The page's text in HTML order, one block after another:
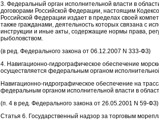
3. Федеральный орган исполнительной власти в
договорами Российской Федерации, настоящим
Российской Федерации издает в пределах своей
также гражданами, деятельность которых связана с
инструкции и иные акты, содержащие нормы права,
рыболовством.
(в ред. Федерального закона от 06.12.2007 N 333-ФЗ)
4. Навигационно-гидрографическое обеспечение
осуществляется федеральным органом
Навигационно-гидрографическое обеспечение на
федеральным органом исполнительной власти в
(п. 4 в ред. Федерального закона от 26.05.2001 N 59-ФЗ)
Статья 6. Государственный надзор за торговым